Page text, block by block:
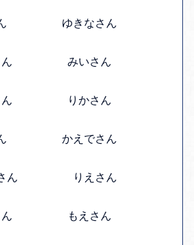
ん ゆきなさん
さん みいさん
さん りかさん
ん かえでさん
さん りえさん
さん もえさん